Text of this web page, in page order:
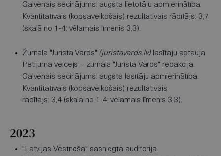
Galvenais secinājums: augsta lietotāju apmierinātība.
Kvantitatīvais (kopsavelkošais) rezultatīvais rādītājs: 3,7
(skalā no 1-4; vēlamais līmenis 3,3).
Žurnāla "Jurista Vārds" (juristavards.lv) lasītāju aptauja
Pētījuma veicējs − žurnāla "Jurista Vārds" redakcija.
Galvenais secinājums: augsta lasītāju apmierinātība.
Kvantitatīvais (kopsavelkošais) rezultatīvais
rādītājs: 3,4 (skalā no 1-4; vēlamais līmenis 3,3).
2023
"Latvijas Vēstneša" sasniegtā auditorija